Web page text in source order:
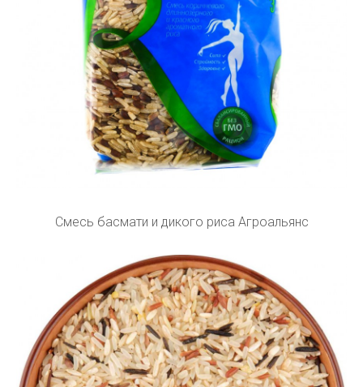
Смесь басмати и дикого риса Агроальянс